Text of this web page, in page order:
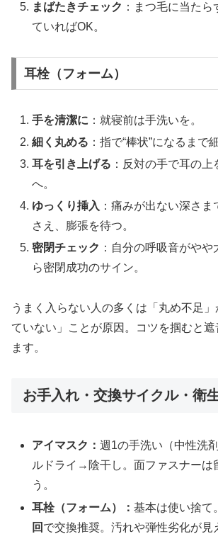
まばたきチェック ：まつ毛に当た
ていればOK。
耳栓（フォーム）
手を清潔に ：就寝前は手洗いを。
細く丸める ：指で“棒状”になるまで
耳を引き上げる ：反対の手で耳の上
へ。
ゆっくり挿入 ：痛みが出ない深さ
さえ、膨張を待つ。
密閉チェック ：自分の呼吸音がやや
ら密閉成功のサイン。
うまく入らない人の多くは「丸め不足
ていない」ことが原因。コツを掴むと遮
ます。
お手入れ・交換サイクル・衛
アイマスク：週1の手洗い（中性洗
ルドライ→陰干し。面ファスナーは
う。
耳栓（フォーム）：基本は使い捨て
回 で交換推奨。汚れや弾性劣化が見